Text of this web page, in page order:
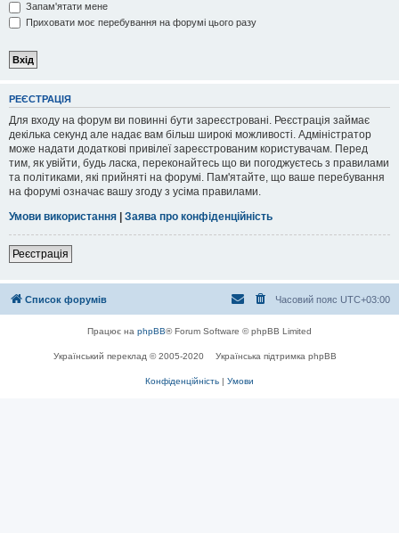
Запам'ятати мене
Приховати моє перебування на форумі цього разу
РЕЄСТРАЦІЯ
Для входу на форум ви повинні бути зареєстровані. Реєстрація займає
декілька секунд але надає вам більш широкі можливості. Адміністратор
може надати додаткові привілеї зареєстрованим користувачам. Перед
тим, як увійти, будь ласка, переконайтесь що ви погоджуєтесь з правилами
та політиками, які прийняті на форумі. Пам'ятайте, що ваше перебування
на форумі означає вашу згоду з усіма правилами.
Умови використання | Заява про конфіденційність
Реєстрація
Список форумів Часовий пояс UTC+03:00
Працює на phpBB® Forum Software © phpBB Limited
Український переклад © 2005-2020 Українська підтримка phpBB
Конфіденційність | Умови